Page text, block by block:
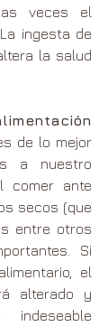
veces el
ingesta de
la salud
de lo mejor
a nuestro
comer ante
secos (que
entre otros
Si
el
alterado y